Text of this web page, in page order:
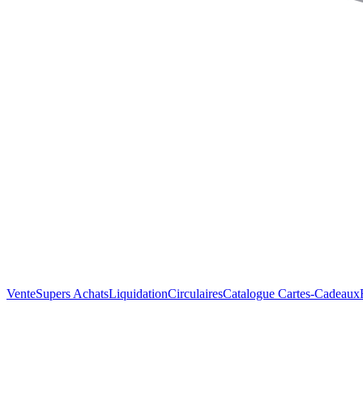
VenteSupers AchatsLiquidationCirculairesCatalogue Cartes-Cadeaux